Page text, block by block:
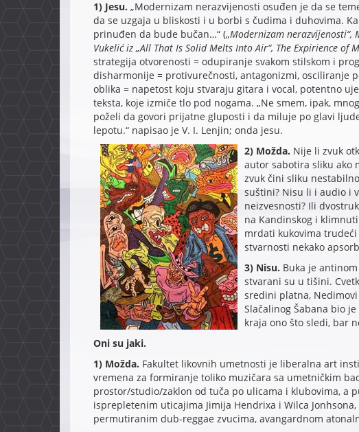
1) Jesu. „Modernizam nerazvijenosti osuđen je da se
da se uzgaja u bliskosti i u borbi s čudima i duhovima.
prinuđen da bude bučan…“ („Modernizam nerazvijenosti“,
Vukelić iz „All That Is Solid Melts Into Air“, The Expirience of
strategija otvorenosti = odupiranje svakom stilskom i
disharmonije = protivurečnosti, antagonizmi, osciliranje
oblika = napetost koju stvaraju gitara i vocal, potentno
teksta, koje izmiče tlo pod nogama. „Ne smem, ipak,
poželi da govori prijatne gluposti i da miluje po glavi
lepotu.“ napisao je V. I. Lenjin; onda jesu.
2) Možda.Nije li zvuk
autor sabotira sliku ako
zvuk čini sliku
suštini? Nisu li i audio i
neizvesnosti? Ili
na Kandinskog i
mrdati kukovima
stvarnosti nekako
3) Nisu. Buka je
stvarani su u tišini.
sredini platna,
Slačalinog Šabana bio
kraja ono što sledi, bar
Oni su jaki.
1) Možda. Fakultet likovnih umetnosti je liberalna art
vremena za formiranje toliko muzičara sa umetničkim
prostor/studio/zaklon od tuča po ulicama i klubovima, a
isprepletenim uticajima Jimija Hendrixa i Wilca
permutiranim dub-reggae zvucima, avangardnom